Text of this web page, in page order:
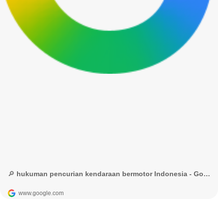
🔎 hukuman pencurian kendaraan bermotor Indonesia - Google Penelusuran
www.google.com